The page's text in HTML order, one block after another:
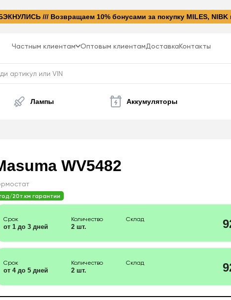
/// Возвращаем 10% бонусами за покупку MILES, NIBK
Частным клиентам Оптовым клиентамДоставкаКонтакты
Лампы Аккумуляторы
WV5482
20т.км гарантии
Срок
от 1 до 3 дней
Количество
2 шт.
Склад
Срок
от 4 до 5 дней
Количество
2 шт.
Склад